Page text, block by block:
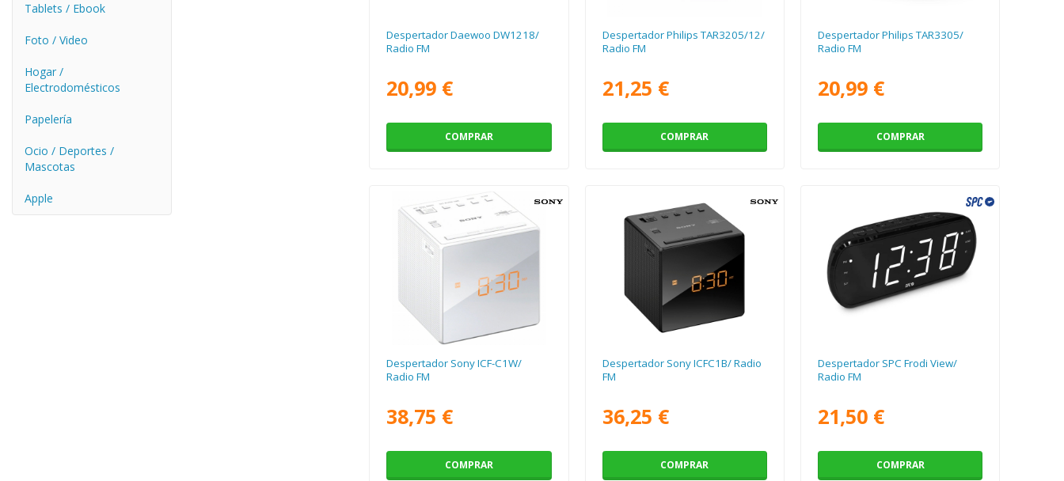
Tablets / Ebook
Foto / Video
Hogar /
Electrodomésticos
Papelería
Ocio / Deportes /
Mascotas
Apple
Despertador Daewoo DW1218/
Radio FM
20,99 €
COMPRAR
Despertador Philips TAR3205/12/
Radio FM
21,25 €
COMPRAR
Despertador Philips TAR3305/
Radio FM
20,99 €
COMPRAR
Despertador Sony ICF-C1W/
Radio FM
38,75 €
COMPRAR
Despertador Sony ICFC1B/ Radio
FM
36,25 €
COMPRAR
Despertador SPC Frodi View/
Radio FM
21,50 €
COMPRAR